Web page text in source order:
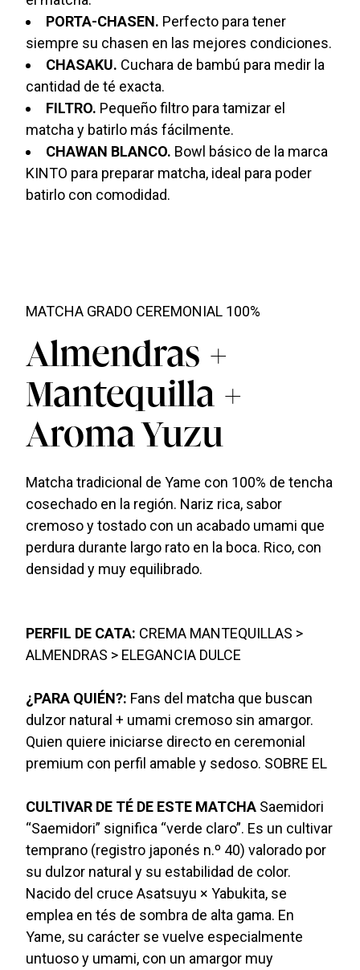
PORTA-CHASEN. Perfecto para tener
siempre su chasen en las mejores condiciones.
CHASAKU. Cuchara de bambú para medir la
cantidad de té exacta.
FILTRO. Pequeño filtro para tamizar el
matcha y batirlo más fácilmente.
CHAWAN BLANCO. Bowl básico de la marca
KINTO para preparar matcha, ideal para poder
batirlo con comodidad.
MATCHA GRADO CEREMONIAL 100%
Almendras +
Mantequilla +
Aroma Yuzu
Matcha tradicional de Yame con 100% de tencha
cosechado en la región. Nariz rica, sabor
cremoso y tostado con un acabado umami que
perdura durante largo rato en la boca. Rico, con
densidad y muy equilibrado.
PERFIL DE CATA: CREMA MANTEQUILLAS >
ALMENDRAS > ELEGANCIA DULCE
¿PARA QUIÉN?: Fans del matcha que buscan
dulzor natural + umami cremoso sin amargor.
Quien quiere iniciarse directo en ceremonial
premium con perfil amable y sedoso. SOBRE EL
CULTIVAR DE TÉ DE ESTE MATCHA Saemidori
“Saemidori” significa “verde claro”. Es un cultivar
temprano (registro japonés n.º 40) valorado por
su dulzor natural y su estabilidad de color.
Nacido del cruce Asatsuyu × Yabukita, se
emplea en tés de sombra de alta gama. En
Yame, su carácter se vuelve especialmente
untuoso y umami, con un amargor muy